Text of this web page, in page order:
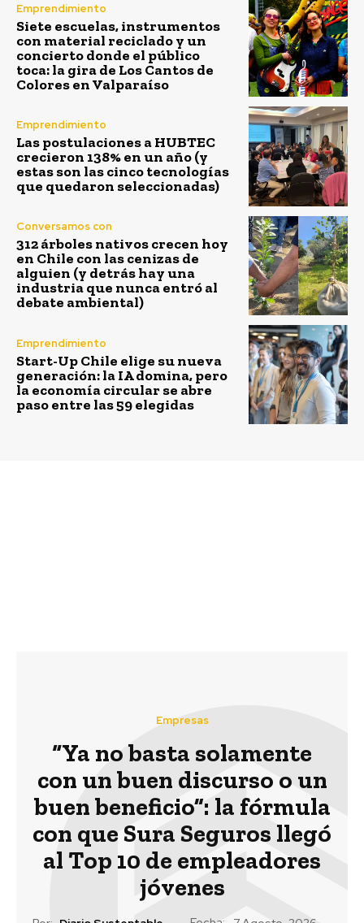
Emprendimiento
Siete escuelas, instrumentos
con material reciclado y un
concierto donde el público
toca: la gira de Los Cantos de
Colores en Valparaíso
Emprendimiento
Las postulaciones a HUBTEC
crecieron 138% en un año (y
estas son las cinco tecnologías
que quedaron seleccionadas)
Conversamos con
312 árboles nativos crecen hoy
en Chile con las cenizas de
alguien (y detrás hay una
industria que nunca entró al
debate ambiental)
Emprendimiento
Start-Up Chile elige su nueva
generación: la IA domina, pero
la economía circular se abre
paso entre las 59 elegidas